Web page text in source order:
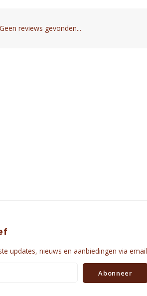
Geen reviews gevonden...
updates, nieuws en aanbiedingen via email
Abonneer